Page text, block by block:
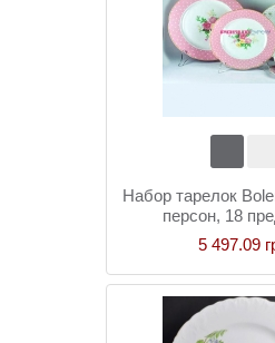
Набор тарелок
персон, 18
5 497.09